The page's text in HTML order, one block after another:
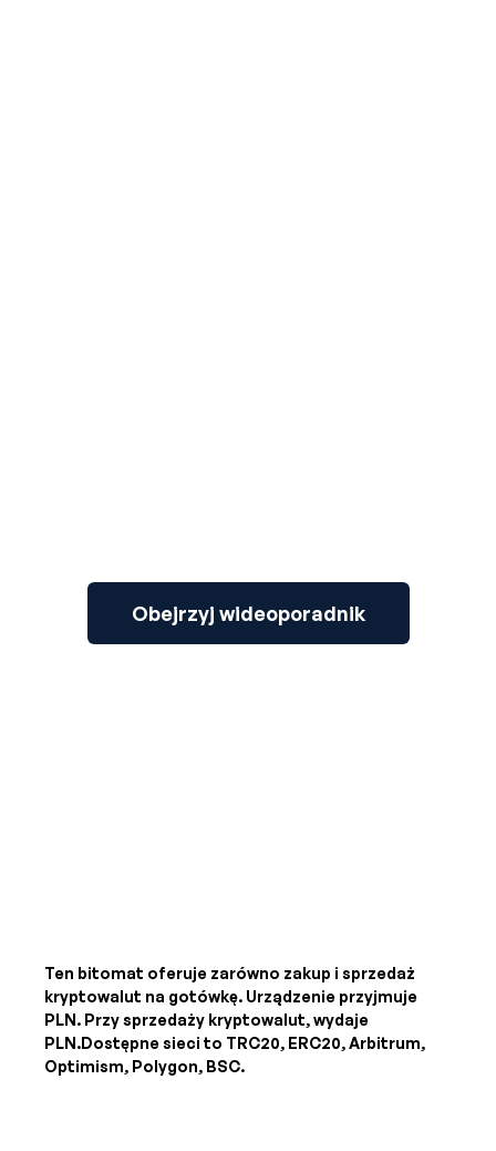
Obejrzyj wideoporadnik
Ten bitomat oferuje zarówno zakup i sprzedaż
kryptowalut na gotówkę. Urządzenie przyjmuje
PLN. Przy sprzedaży kryptowalut, wydaje
PLN.Dostępne sieci to TRC20, ERC20, Arbitrum,
Optimism, Polygon, BSC.